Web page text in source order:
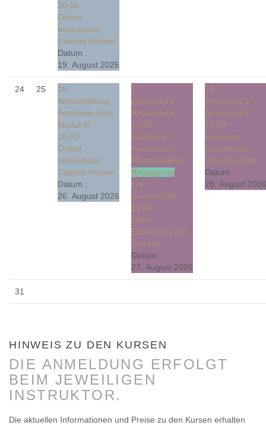
20:00
Online
Instruktorin:
Claudia Helmer
Datum :
19. August 2026
24 25
26
Weiterbildung
Anatomie-Kurs
Modul III
20:00
Online
Instruktorin:
Claudia Helmer
Datum :
26. August 2026
27
Advanced 6
Advanced 6
10:00
Hamburg
Instruktorin:
Margrit Johler
Begegnung
hnc-
SummerTalk
19:00
online
Einwahllink auf
Anfrage
Datum :
27. August 2026
28
Advanced 6
Advanced 6
10:00
Hamburg
Instruktorin:
Margrit Johler
Datum :
28. August 2026
31
HINWEIS ZU DEN KURSEN
DIE ANMELDUNG ERFOLGT
BEIM JEWEILIGEN
INSTRUKTOR.
Die aktuellen Informationen und Preise zu den Kursen erhalten